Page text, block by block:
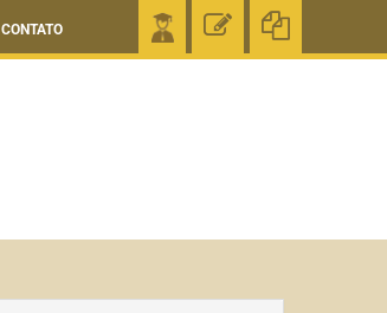
CONTATO